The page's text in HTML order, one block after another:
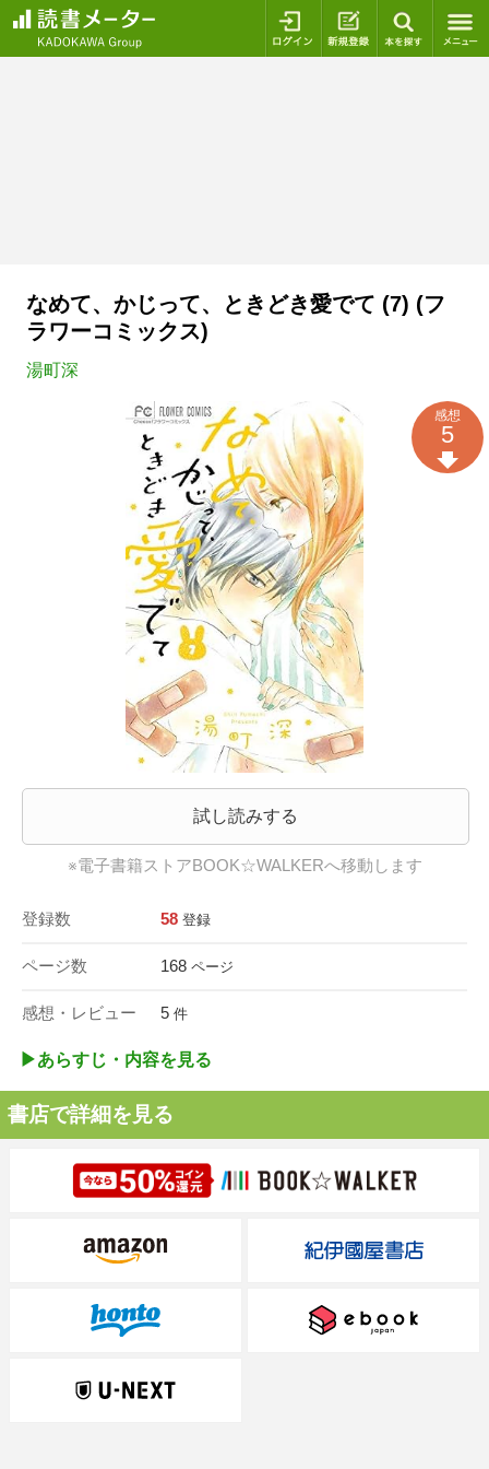
ログイン 新規登録
なめて、かじって、ときどき愛でて (7) (フ
ラワーコミックス)
湯町深
試し読みする
※電子書籍ストアBOOK☆WALKERへ移動します
登録数 58 登録
ページ数 168 ページ
感想・レビュー 5 件
感想
5
▶︎あらすじ・内容を見る
書店で詳細を見る